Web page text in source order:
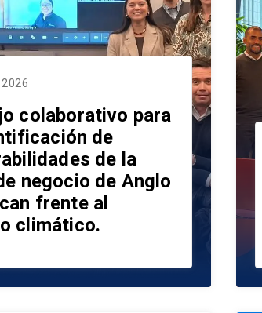
colaborativo para
de
de la
negocio de Anglo
frente al
climático.